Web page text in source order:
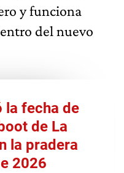
y funciona
del nuevo
fecha de
de La
la pradera
2026